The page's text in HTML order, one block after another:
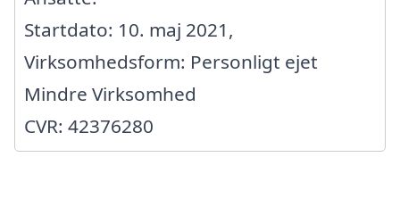
Startdato: 10. maj 2021,
Virksomhedsform: Personligt ejet
Mindre Virksomhed
CVR: 42376280